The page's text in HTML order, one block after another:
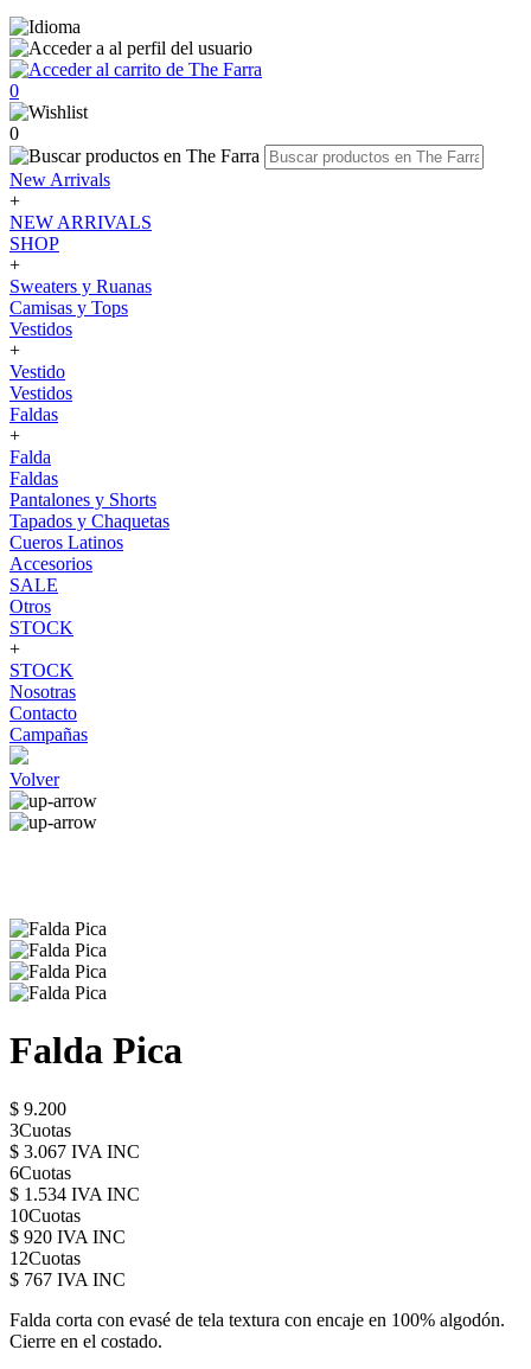
0
0
New Arrivals
+
NEW ARRIVALS
SHOP
+
Sweaters y Ruanas
Camisas y Tops
Vestidos
+
Vestido
Vestidos
Faldas
+
Falda
Faldas
Pantalones y Shorts
Tapados y Chaquetas
Cueros Latinos
Accesorios
SALE
Otros
STOCK
+
STOCK
Nosotras
Contacto
Campañas
Volver
Falda Pica
$ 9.200
3Cuotas
$ 3.067 IVA INC
6Cuotas
$ 1.534 IVA INC
10Cuotas
$ 920 IVA INC
12Cuotas
$ 767 IVA INC
Falda corta con evasé de tela textura con encaje en 100% algodón.
Cierre en el costado.